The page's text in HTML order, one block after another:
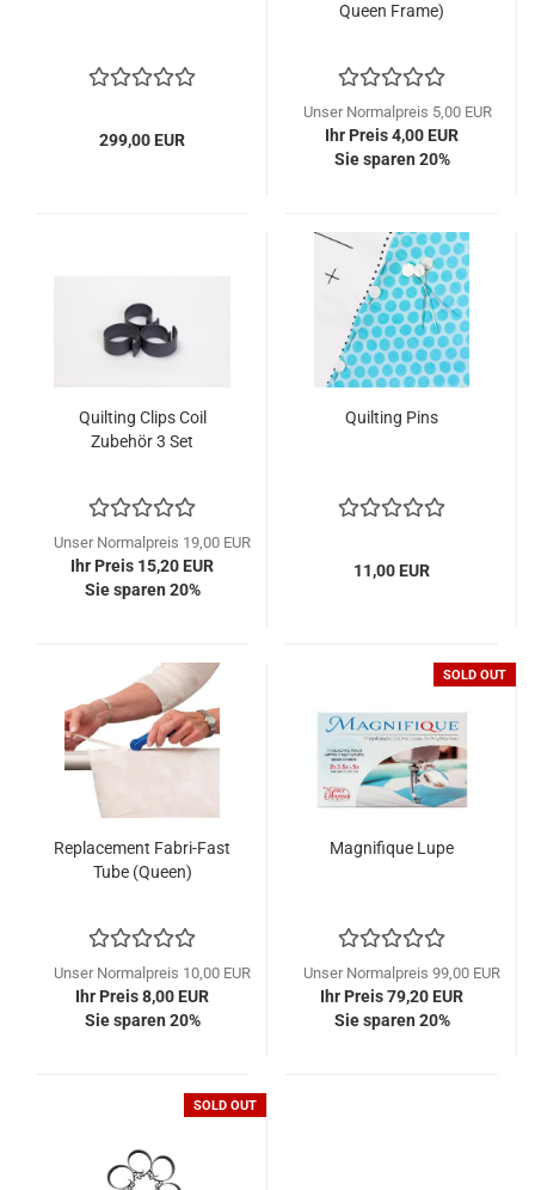
299,00 EUR
Queen Frame)
Unser Normalpreis 5,00 EUR
Ihr Preis 4,00 EUR
Sie sparen 20%
Quilting Clips Coil
Zubehör 3 Set
Unser Normalpreis 19,00 EUR
Ihr Preis 15,20 EUR
Sie sparen 20%
Quilting Pins
11,00 EUR
Replacement Fabri-Fast
Tube (Queen)
Unser Normalpreis 10,00 EUR
Ihr Preis 8,00 EUR
Sie sparen 20%
SOLD OUT
Magnifique Lupe
Unser Normalpreis 99,00 EUR
Ihr Preis 79,20 EUR
Sie sparen 20%
SOLD OUT